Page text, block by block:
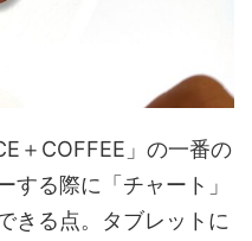
＋COFFEE」の一番の
する際に「チャート」
きる点。タブレットに